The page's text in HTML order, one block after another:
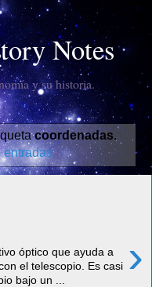
Notes
y su historia.
coordenadas.
entradas
›
óptico que ayuda a
el telescopio. Es casi
bajo un ...